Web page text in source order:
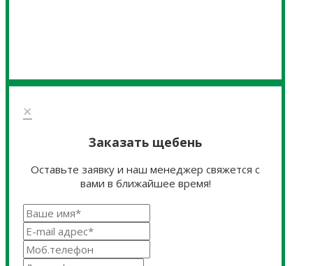
×
Заказать щебень
Оставьте заявку и наш менеджер свяжется с
вами в ближайшее время!